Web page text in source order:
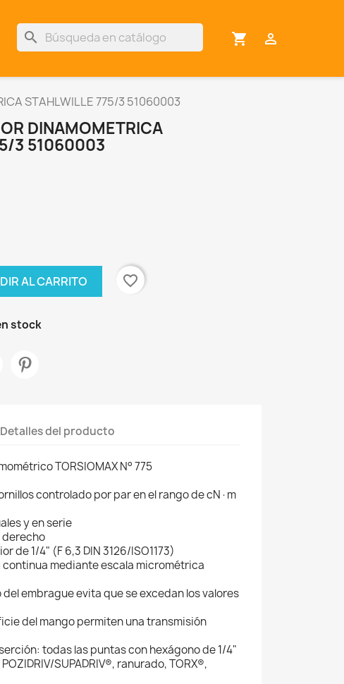

shopping_cart
search
STAHLWILLE 775/3 51060003
DINAMOMETRICA
3 51060003
AL CARRITO favorite_border
stock
Detalles del producto
TORSIOMAX N° 775
controlado por par en el rango de cN·m
y en serie
de 1/4" (F 6,3 DIN 3126/ISO1173)
continua mediante escala micrométrica
embrague evita que se excedan los valores
del mango permiten una transmisión
todas las puntas con hexágono de 1/4"
SUPADRIV®, ranurado, TORX®,